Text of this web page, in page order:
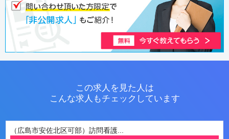
この求人を見た人は
こんな求人もチェックしています
（広島市安佐北区可部）訪問看護...